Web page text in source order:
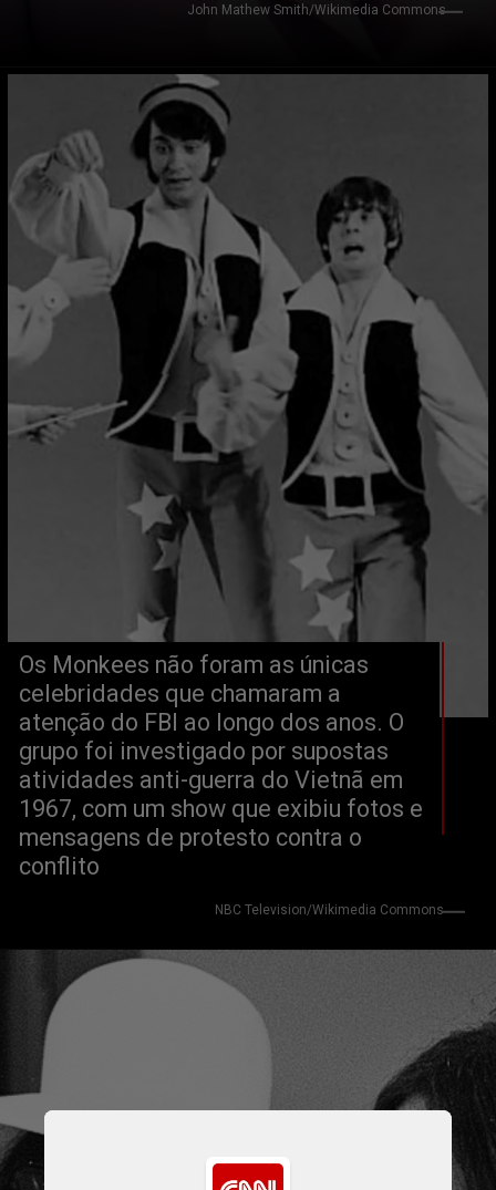
John Mathew Smith/Wikimedia Commons
Os Monkees não foram as únicas
celebridades que chamaram a
atenção do FBI ao longo dos anos. O
grupo foi investigado por supostas
atividades anti-guerra do Vietnã em
1967, com um show que exibiu fotos e
mensagens de protesto contra o
conflito
NBC Television/Wikimedia Commons